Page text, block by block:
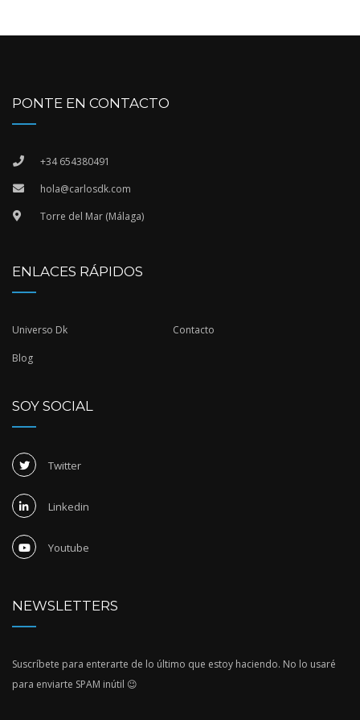
PONTE EN CONTACTO
+34 654380491
hola@carlosdk.com
Torre del Mar (Málaga)
ENLACES RÁPIDOS
Universo Dk Contacto
Blog
SOY SOCIAL
Twitter
Linkedin
Youtube
NEWSLETTERS
Suscríbete para enterarte de lo último que estoy haciendo. No lo usaré
para enviarte SPAM inútil 😉